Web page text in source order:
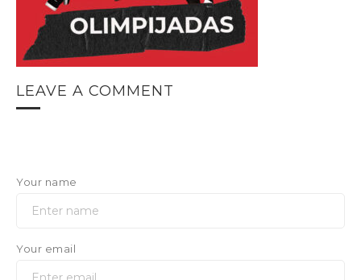
LEAVE A COMMENT
Your name
Your email